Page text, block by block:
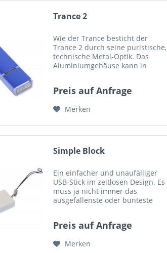
Trance 2
Wie der Trance besticht der
Trance 2 durch seine puristische,
technische Metal-Optik. Das
Aluminiumgehäuse kann in
werden. Maße (LxBxH): 70mm x
x 10mm...
Preis auf Anfrage
Merken
Simple Block
Ein einfacher und unaufälliger
USB-Stick im zeitlosen Design. Es
muss ja nicht immer das
ausgefallenste oder bunteste
schönen Druck völlig aus um
Preis auf Anfrage
Merken